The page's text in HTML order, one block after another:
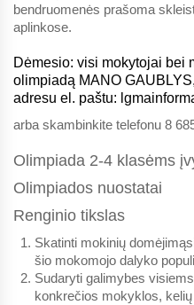
bendruomenės prašoma
aplinkose.
Dėmesio: visi mokytojai bei
olimpiadą MANO
adresu el. paštu:
arba skambinkite telefonu 8
Olimpiada 2-4 klasėms
Olimpiados nuostatai
Renginio tikslas
Skatinti mokinių
šio mokomojo dalyko
Sudaryti galimybes
konkrečios mokyklos,